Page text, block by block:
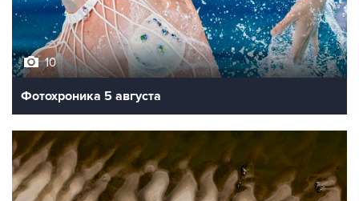
10
Фотохроника 5 августа